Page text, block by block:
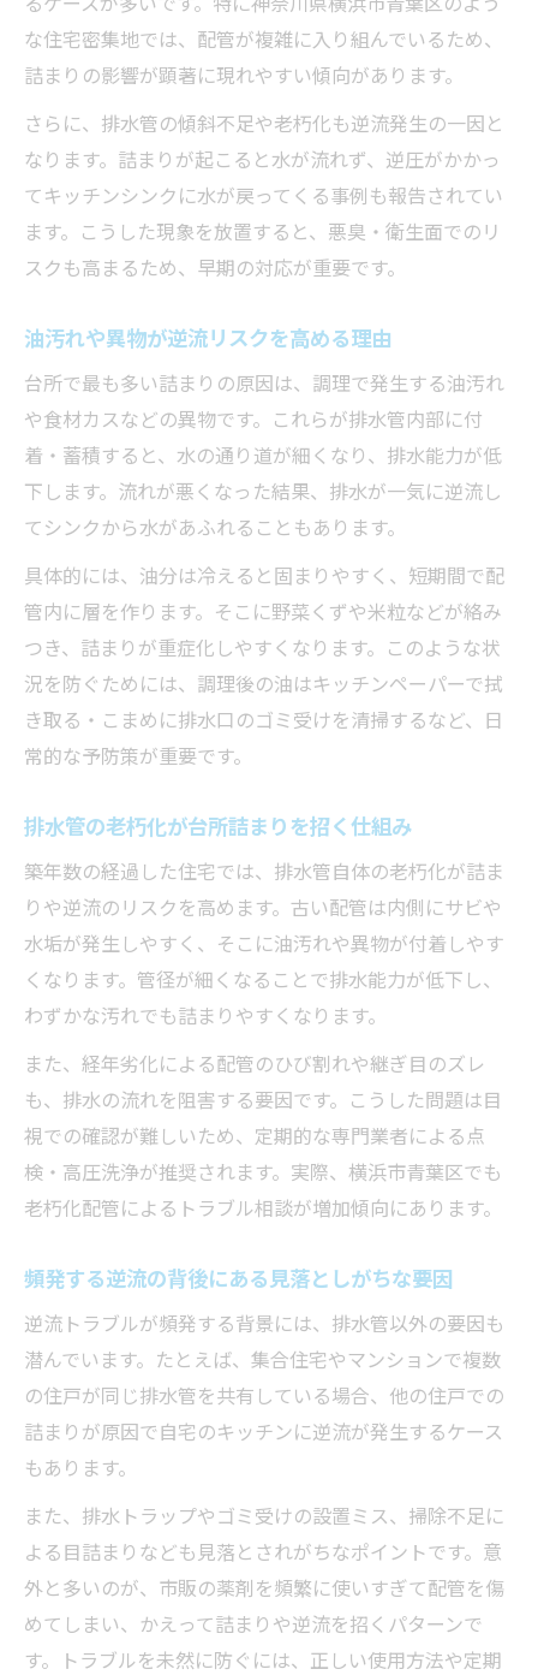
な住宅密集地では、配管が複雑に入り組んでいるため、
詰まりの影響が顕著に現れやすい傾向があります。
さらに、排水管の傾斜不足や老朽化も逆流発生の一因と
なります。詰まりが起こると水が流れず、逆圧がかかっ
てキッチンシンクに水が戻ってくる事例も報告されてい
ます。こうした現象を放置すると、悪臭・衛生面でのリ
スクも高まるため、早期の対応が重要です。
油汚れや異物が逆流リスクを高める理由
台所で最も多い詰まりの原因は、調理で発生する油汚れ
や食材カスなどの異物です。これらが排水管内部に付
着・蓄積すると、水の通り道が細くなり、排水能力が低
下します。流れが悪くなった結果、排水が一気に逆流し
てシンクから水があふれることもあります。
具体的には、油分は冷えると固まりやすく、短期間で配
管内に層を作ります。そこに野菜くずや米粒などが絡み
つき、詰まりが重症化しやすくなります。このような状
況を防ぐためには、調理後の油はキッチンペーパーで拭
き取る・こまめに排水口のゴミ受けを清掃するなど、日
常的な予防策が重要です。
排水管の老朽化が台所詰まりを招く仕組み
築年数の経過した住宅では、排水管自体の老朽化が詰ま
りや逆流のリスクを高めます。古い配管は内側にサビや
水垢が発生しやすく、そこに油汚れや異物が付着しやす
くなります。管径が細くなることで排水能力が低下し、
わずかな汚れでも詰まりやすくなります。
また、経年劣化による配管のひび割れや継ぎ目のズレ
も、排水の流れを阻害する要因です。こうした問題は目
視での確認が難しいため、定期的な専門業者による点
検・高圧洗浄が推奨されます。実際、横浜市青葉区でも
老朽化配管によるトラブル相談が増加傾向にあります。
頻発する逆流の背後にある見落としがちな要因
逆流トラブルが頻発する背景には、排水管以外の要因も
潜んでいます。たとえば、集合住宅やマンションで複数
の住戸が同じ排水管を共有している場合、他の住戸での
詰まりが原因で自宅のキッチンに逆流が発生するケース
もあります。
また、排水トラップやゴミ受けの設置ミス、掃除不足に
よる目詰まりなども見落とされがちなポイントです。意
外と多いのが、市販の薬剤を頻繁に使いすぎて配管を傷
めてしまい、かえって詰まりや逆流を招くパターンで
す。トラブルを未然に防ぐには、正しい使用方法や定期